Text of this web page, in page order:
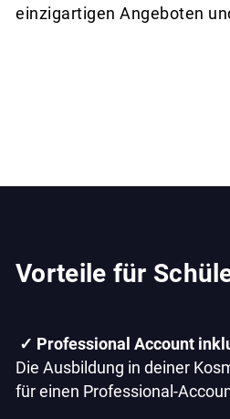
einzigartigen Angeboten
Vorteile für
✓ Professional Account
Die Ausbildung in deiner
für einen Professional-